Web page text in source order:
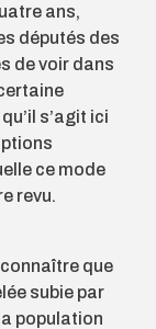
ans,
députés des
de voir dans
s’agit ici
ce mode
revu.
que
subie par
population